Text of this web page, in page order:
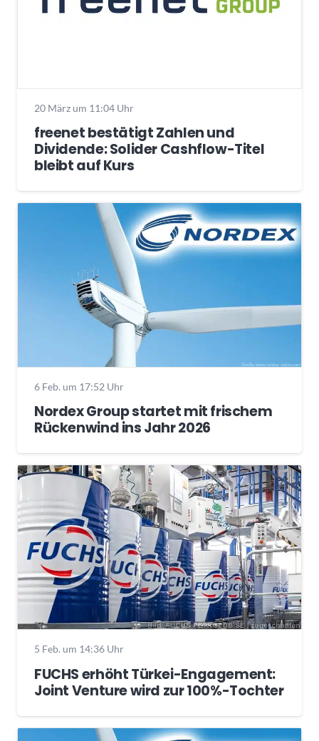
20 März um 11:04 Uhr
freenet bestätigt Zahlen und
Dividende: Solider Cashflow-Titel
bleibt auf Kurs
6 Feb. um 17:52 Uhr
Nordex Group startet mit frischem
Rückenwind ins Jahr 2026
5 Feb. um 14:36 Uhr
FUCHS erhöht Türkei-Engagement:
Joint Venture wird zur 100%-Tochter